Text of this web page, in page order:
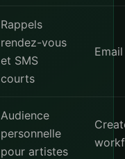
Rappels
rendez-vous
et SMS
courts
Audience
personnelle
pour artistes